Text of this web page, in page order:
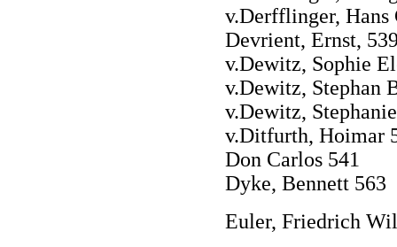
v.Derfflinger, Hans
Devrient, Ernst,
v.Dewitz, Sophie
v.Dewitz, Stephan
v.Dewitz,
v.Ditfurth, Hoimar
Don Carlos 541
Dyke, Bennett 563
Euler, Friedrich